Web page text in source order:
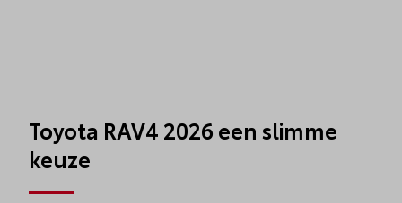
Toyota RAV4 2026 een slimme
keuze